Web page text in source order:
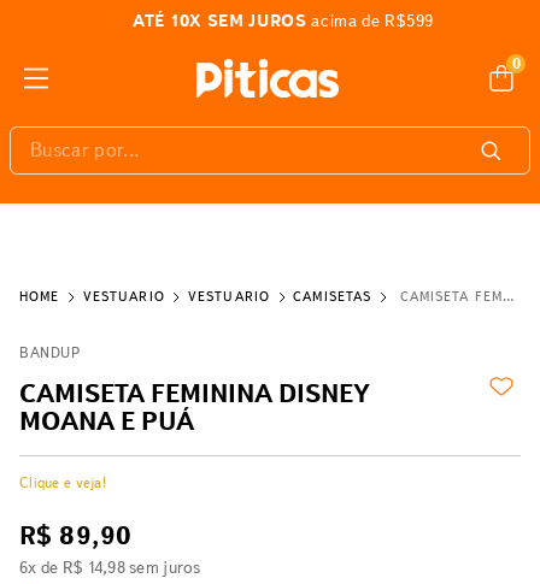
ATÉ 10X SEM JUROS acima de R$599
0
Buscar por...
VESTUÁRIO VESTUÁRIO CAMISETAS CAMISETA FEMININA DISNEY MOANA E PUÁ
BANDUP
CAMISETA FEMININA DISNEY
MOANA E PUÁ
Clique e veja!
R$ 89,90
6x de R$ 14,98sem juros